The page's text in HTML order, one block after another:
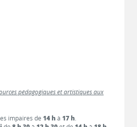
pédagogiques et artistiques aux
impaires de 14 hà 17 h.